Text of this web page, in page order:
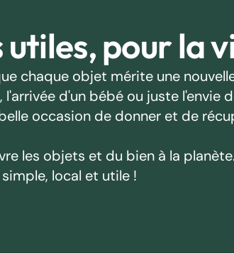
utiles, pour la
chaque objet mérite une
d'un bébé ou juste l'envie
occasion de donner et de
les objets et du bien à la planète.
local et utile !